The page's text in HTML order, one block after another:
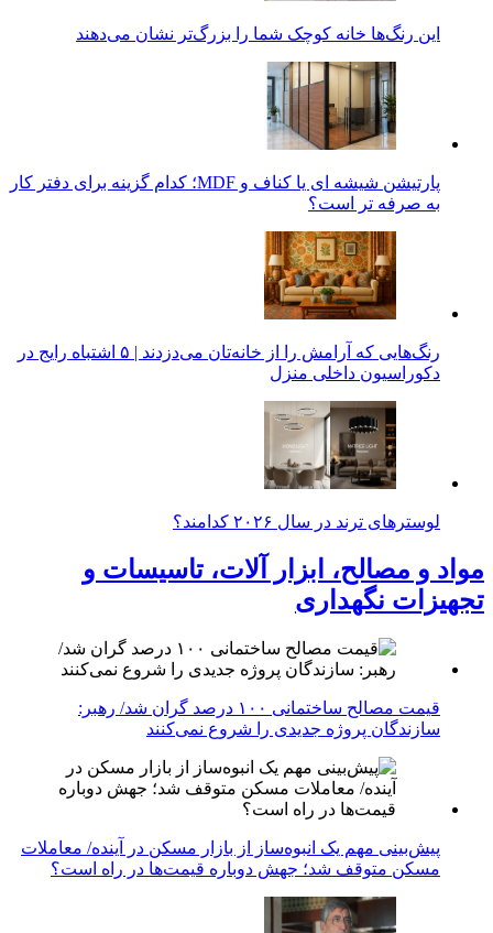
این رنگ‌ها خانه کوچک شما را بزرگ‌تر نشان می‌دهند
پارتیشن شیشه ای یا کناف و MDF؛ کدام گزینه برای دفتر کار
به صرفه تر است؟
رنگ‌هایی که آرامش را از خانه‌تان می‌دزدند | ۵ اشتباه رایج در
دکوراسیون داخلی منزل
لوسترهای ترند در سال ۲۰۲۶ کدامند؟
مواد و مصالح، ابزار آلات، تاسیسات و
تجهیزات نگهداری
قیمت مصالح ساختمانی ۱۰۰ درصد گران شد/ رهبر:
سازندگان پروژه جدیدی را شروع نمی‌کنند
پیش‌بینی مهم یک انبوه‌ساز از بازار مسکن در آینده/ معاملات
مسکن متوقف شد؛ جهش دوباره قیمت‌ها در راه است؟